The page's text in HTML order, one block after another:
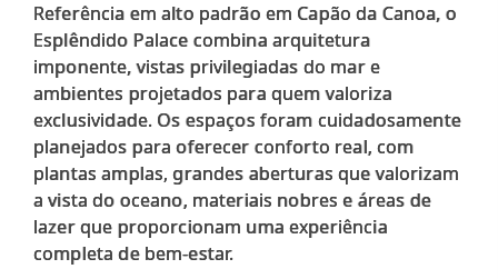
Referência em alto padrão em Capão da Canoa, o
Esplêndido Palace combina arquitetura
imponente, vistas privilegiadas do mar e
ambientes projetados para quem valoriza
exclusividade. Os espaços foram cuidadosamente
planejados para oferecer conforto real, com
plantas amplas, grandes aberturas que valorizam
a vista do oceano, materiais nobres e áreas de
lazer que proporcionam uma experiência
completa de bem-estar.